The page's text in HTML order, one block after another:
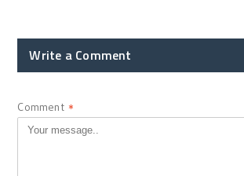
Write a Comment
Comment *